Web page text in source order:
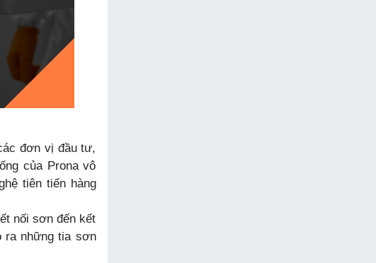
đơn vị đầu tư,
của Prona vô
tiên tiến hàng
nối sơn đến kết
ra những tia sơn